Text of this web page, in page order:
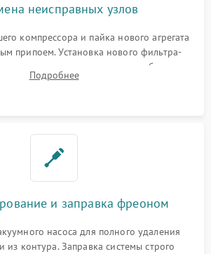
неисправных узлов
компрессора и пайка нового агрегата
припоем. Установка нового фильтра-
изношенных вентиляторов обдува,
или поврежденных дверных петель.
Подробнее
и заправка фреоном
насоса для полного удаления
из контура. Заправка системы строго